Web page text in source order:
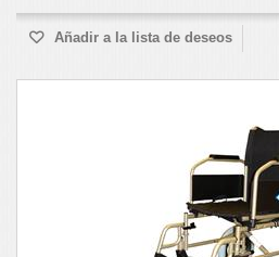
Añadir a la lista de deseos